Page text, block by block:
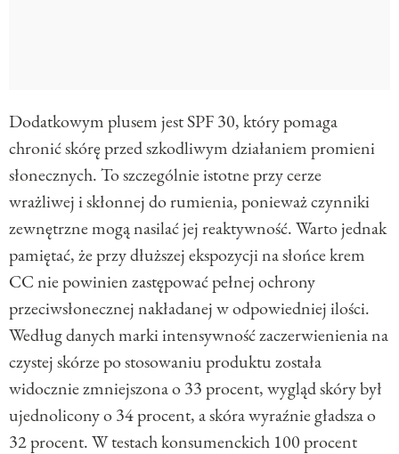
Dodatkowym plusem jest SPF 30, który pomaga
chronić skórę przed szkodliwym działaniem promieni
słonecznych. To szczególnie istotne przy cerze
wrażliwej i skłonnej do rumienia, ponieważ czynniki
zewnętrzne mogą nasilać jej reaktywność. Warto jednak
pamiętać, że przy dłuższej ekspozycji na słońce krem
CC nie powinien zastępować pełnej ochrony
przeciwsłonecznej nakładanej w odpowiedniej ilości.
Według danych marki intensywność zaczerwienienia na
czystej skórze po stosowaniu produktu została
widocznie zmniejszona o 33 procent, wygląd skóry był
ujednolicony o 34 procent, a skóra wyraźnie gładsza o
32 procent. W testach konsumenckich 100 procent